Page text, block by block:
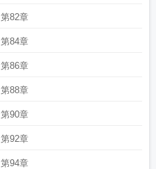
第82章
第84章
第86章
第88章
第90章
第92章
第94章